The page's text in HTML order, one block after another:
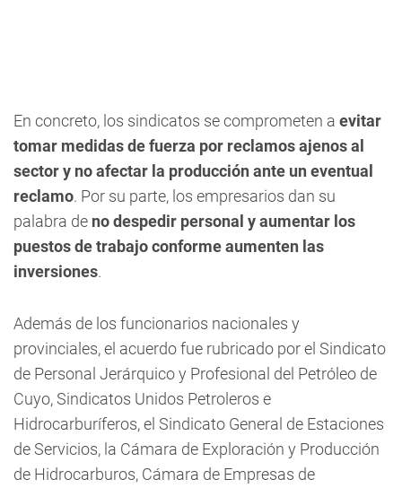
En concreto, los sindicatos se comprometen a evitar
tomar medidas de fuerza por reclamos ajenos al
sector y no afectar la producción ante un eventual
reclamo. Por su parte, los empresarios dan su
palabra de no despedir personal y aumentar los
puestos de trabajo conforme aumenten las
inversiones.
Además de los funcionarios nacionales y
provinciales, el acuerdo fue rubricado por el Sindicato
de Personal Jerárquico y Profesional del Petróleo de
Cuyo, Sindicatos Unidos Petroleros e
Hidrocarburíferos, el Sindicato General de Estaciones
de Servicios, la Cámara de Exploración y Producción
de Hidrocarburos, Cámara de Empresas de